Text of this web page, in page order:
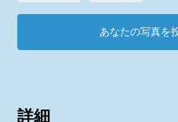
あなたの写真を
詳細